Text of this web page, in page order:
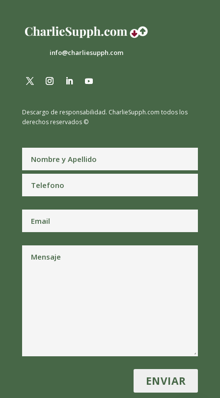
info@charliesupph.com
Descargo de responsabilidad. CharlieSupph.com todos los
derechos reservados ©